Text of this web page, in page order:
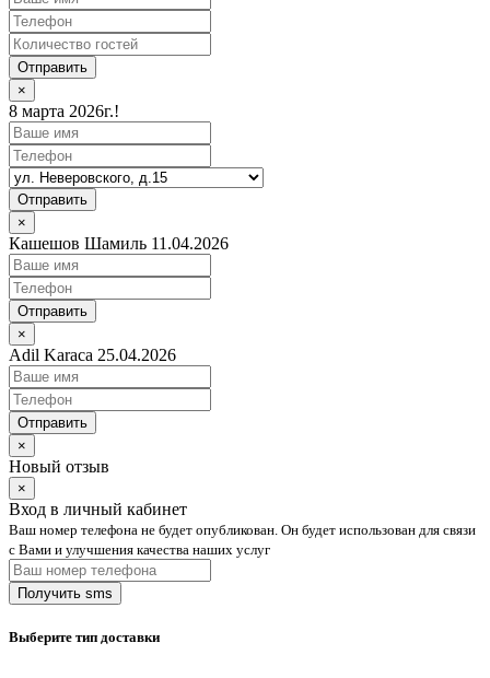
Отправить
×
8 марта 2026г.!
Отправить
×
Кашешов Шамиль 11.04.2026
Отправить
×
Adil Karaca 25.04.2026
Отправить
×
Новый отзыв
×
Вход в личный кабинет
Ваш номер телефона не будет опубликован. Он будет использован для связи
с Вами и улучшения качества наших услуг
Выберите тип доставки